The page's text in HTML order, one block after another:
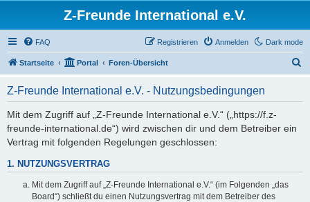
Z-Freunde International e.V.
Dark mode
FAQ Anmelden
Registrieren
Startseite Portal Foren-Übersicht
Z-Freunde International e.V. - Nutzungsbedingungen
Mit dem Zugriff auf „Z-Freunde International e.V.“ („https://f.z-
freunde-international.de“) wird zwischen dir und dem Betreiber ein
Vertrag mit folgenden Regelungen geschlossen:
1. NUTZUNGSVERTRAG
Mit dem Zugriff auf „Z-Freunde International e.V.“ (im Folgenden „das
Board“) schließt du einen Nutzungsvertrag mit dem Betreiber des